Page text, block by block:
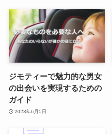
ジモティーで魅力的な男女
の出会いを実現するための
ガイド
2023年6月5日